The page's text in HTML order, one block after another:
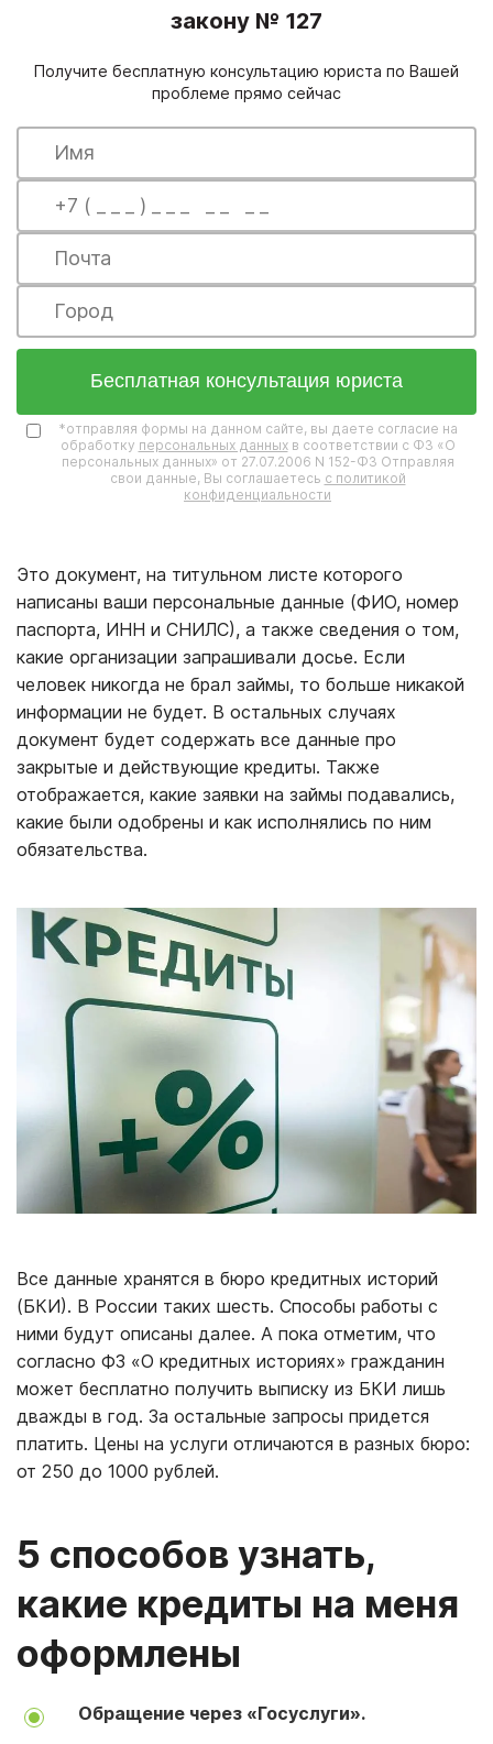
закону № 127
Получите бесплатную консультацию юриста по Вашей
проблеме прямо сейчас
Бесплатная консультация юриста
*отправляя формы на данном сайте, вы даете согласие на
обработку персональных данныхв соответствии с ФЗ «О
персональных данных» от 27.07.2006 N 152-ФЗ Отправляя
свои данные, Вы соглашаетесь с политикой
конфиденциальности
Это документ, на титульном листе которого
написаны ваши персональные данные (ФИО, номер
паспорта, ИНН и СНИЛС), а также сведения о том,
какие организации запрашивали досье. Если
человек никогда не брал займы, то больше никакой
информации не будет. В остальных случаях
документ будет содержать все данные про
закрытые и действующие кредиты. Также
отображается, какие заявки на займы подавались,
какие были одобрены и как исполнялись по ним
обязательства.
Все данные хранятся в бюро кредитных историй
(БКИ). В России таких шесть. Способы работы с
ними будут описаны далее. А пока отметим, что
согласно ФЗ «О кредитных историях» гражданин
может бесплатно получить выписку из БКИ лишь
дважды в год. За остальные запросы придется
платить. Цены на услуги отличаются в разных бюро:
от 250 до 1000 рублей.
5 способов узнать,
какие кредиты на меня
оформлены
Обращение через «Госуслуги».